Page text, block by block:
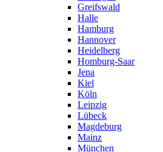
Greifswald
Halle
Hamburg
Hannover
Heidelberg
Homburg-Saar
Jena
Kiel
Köln
Leipzig
Lübeck
Magdeburg
Mainz
München